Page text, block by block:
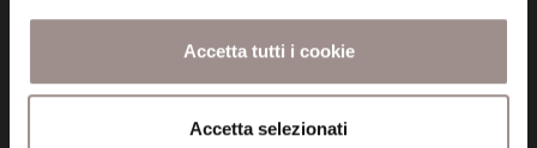
Accetta tutti i cookie
Accetta selezionati